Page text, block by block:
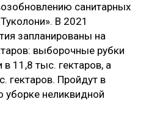
санитарных
В 2021
запланированы на
выборочные рубки
в 11,8 тыс. гектаров, а
гектаров. Пройдут в
уборке неликвидной